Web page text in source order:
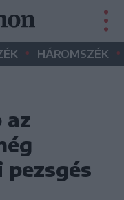
• HÁROMSZÉK •
az